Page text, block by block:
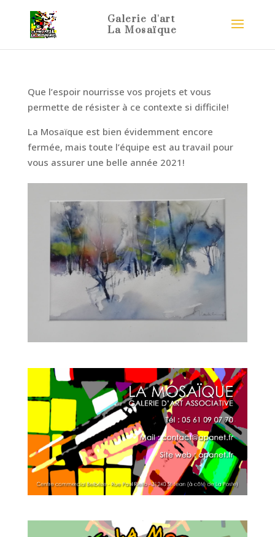
Que l’espoir nourrisse vos projets et vous
permette de résister à ce contexte si difficile!
La Mosaïque est bien évidemment encore
fermée, mais toute l’équipe est au travail pour
vous assurer une belle année 2021!